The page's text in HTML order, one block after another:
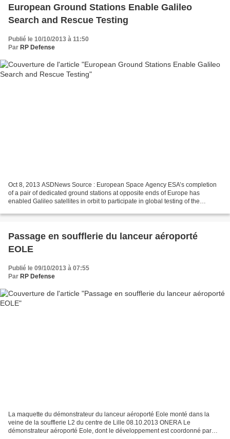
European Ground Stations Enable Galileo
Search and Rescue Testing
Publié le 10/10/2013 à 11:50
Par RP Defense
Oct 8, 2013 ASDNews Source : European Space Agency ESA’s completion
of a pair of dedicated ground stations at opposite ends of Europe has
enabled Galileo satellites in orbit to participate in global testing of the
Passage en soufflerie du lanceur aéroporté
EOLE
Publié le 09/10/2013 à 07:55
Par RP Defense
La maquette du démonstrateur du lanceur aéroporté Eole monté dans la
veine de la soufflerie L2 du centre de Lille 08.10.2013 ONERA Le
démonstrateur aéroporté Eole, dont le développement est coordonné par